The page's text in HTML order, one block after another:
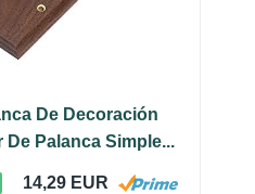
De Decoración
Palanca Simple...
14,29 EUR